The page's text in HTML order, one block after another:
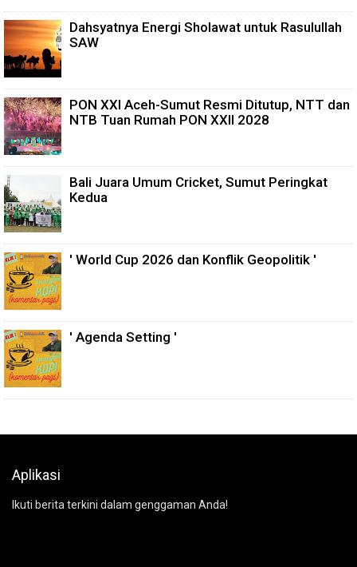
Dahsyatnya Energi Sholawat untuk Rasulullah
SAW
PON XXI Aceh-Sumut Resmi Ditutup, NTT dan
NTB Tuan Rumah PON XXII 2028
Bali Juara Umum Cricket, Sumut Peringkat
Kedua
' World Cup 2026 dan Konflik Geopolitik '
' Agenda Setting '
Aplikasi
Ikuti berita terkini dalam genggaman Anda!